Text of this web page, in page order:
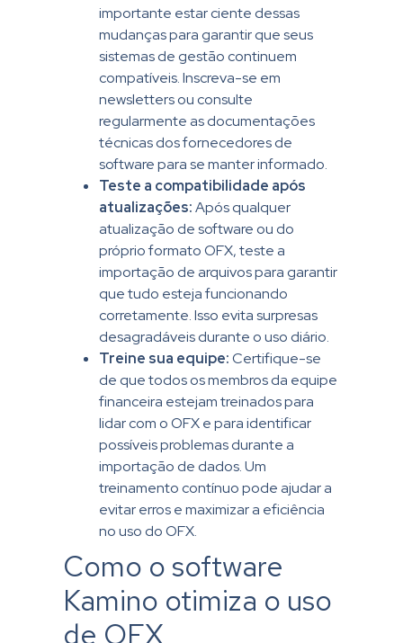
importante estar ciente dessas
mudanças para garantir que seus
sistemas de gestão continuem
compatíveis. Inscreva-se em
newsletters ou consulte
regularmente as documentações
técnicas dos fornecedores de
software para se manter informado.
Teste a compatibilidade após
atualizações:Após qualquer
atualização de software ou do
próprio formato OFX, teste a
importação de arquivos para garantir
que tudo esteja funcionando
corretamente. Isso evita surpresas
desagradáveis durante o uso diário.
Treine sua equipe:Certifique-se
de que todos os membros da equipe
financeira estejam treinados para
lidar com o OFX e para identificar
possíveis problemas durante a
importação de dados. Um
treinamento contínuo pode ajudar a
evitar erros e maximizar a eficiência
no uso do OFX.
Como o software
Kamino otimiza o uso
de OFX